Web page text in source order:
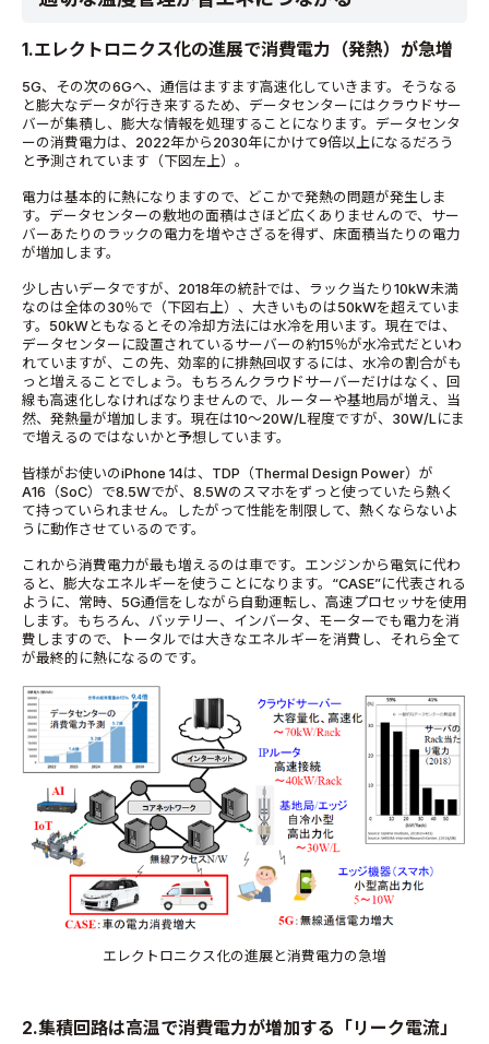
1.エレクトロニクス化の進展で消費電力（発熱）が急増
5G、その次の6Gへ、通信はますます高速化していきます。そうなる
と膨大なデータが行き来するため、データセンターにはクラウドサー
バーが集積し、膨大な情報を処理することになります。データセンタ
ーの消費電力は、2022年から2030年にかけて9倍以上になるだろう
と予測されています（下図左上）。
電力は基本的に熱になりますので、どこかで発熱の問題が発生しま
す。データセンターの敷地の面積はさほど広くありませんので、サー
バーあたりのラックの電力を増やさざるを得ず、床面積当たりの電力
が増加します。
少し古いデータですが、2018年の統計では、ラック当たり10kW未満
なのは全体の30％で（下図右上）、大きいものは50kWを超えていま
す。50kWともなるとその冷却方法には水冷を用います。現在では、
データセンターに設置されているサーバーの約15％が水冷式だといわ
れていますが、この先、効率的に排熱回収するには、水冷の割合がも
っと増えることでしょう。もちろんクラウドサーバーだけはなく、回
線も高速化しなければなりませんので、ルーターや基地局が増え、当
然、発熱量が増加します。現在は10～20W/L程度ですが、30W/Lにま
で増えるのではないかと予想しています。
皆様がお使いのiPhone 14は、TDP（Thermal Design Power）が
A16（SoC）で8.5Wでが、8.5Wのスマホをずっと使っていたら熱く
て持っていられません。したがって性能を制限して、熱くならないよ
うに動作させているのです。
これから消費電力が最も増えるのは車です。エンジンから電気に代わ
ると、膨大なエネルギーを使うことになります。“CASE”に代表される
ように、常時、5G通信をしながら自動運転し、高速プロセッサを使用
します。もちろん、バッテリー、インバータ、モーターでも電力を消
費しますので、トータルでは大きなエネルギーを消費し、それら全て
が最終的に熱になるのです。
エレクトロニクス化の進展と消費電力の急増
2.集積回路は高温で消費電力が増加する「リーク電流」